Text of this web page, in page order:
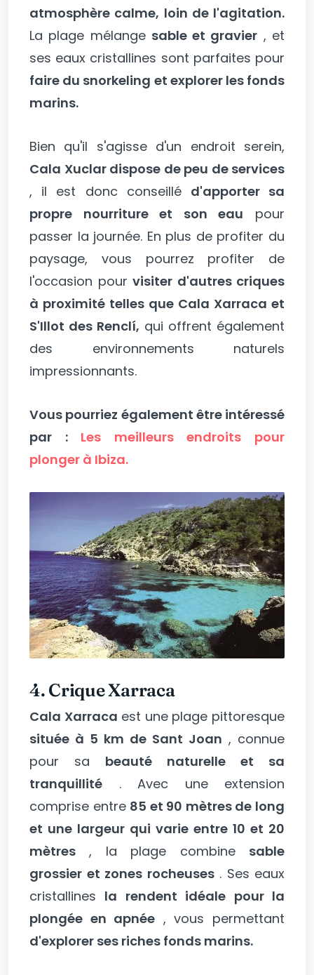
atmosphère calme, loin de l'agitation.
La plage mélange sable et gravier , et
ses eaux cristallines sont parfaites pour
faire du snorkeling et explorer les fonds
marins.
Bien qu'il s'agisse d'un endroit serein,
Cala Xuclar dispose de peu de services
, il est donc conseillé d'apporter sa
propre nourriture et son eau pour
passer la journée. En plus de profiter du
paysage, vous pourrez profiter de
l'occasion pour visiter d'autres criques
à proximité telles que Cala Xarraca et
S'Illot des Renclí, qui offrent également
des environnements naturels
impressionnants.
Vous pourriez également être intéressé
par : Les meilleurs endroits pour
plonger à Ibiza.
4. Crique Xarraca
Cala Xarraca est une plage pittoresque
située à 5 km de Sant Joan , connue
pour sa beauté naturelle et sa
tranquillité . Avec une extension
comprise entre 85 et 90 mètres de long
et une largeur qui varie entre 10 et 20
mètres , la plage combine sable
grossier et zones rocheuses. Ses eaux
cristallines la rendent idéale pour la
plongée en apnée , vous permettant
d'explorer ses riches fonds marins.